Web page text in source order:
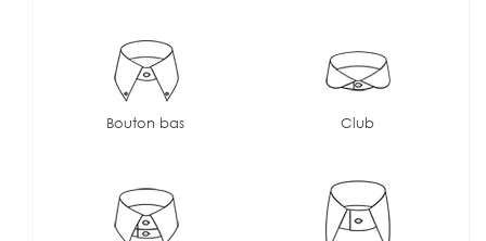
Bouton bas Club